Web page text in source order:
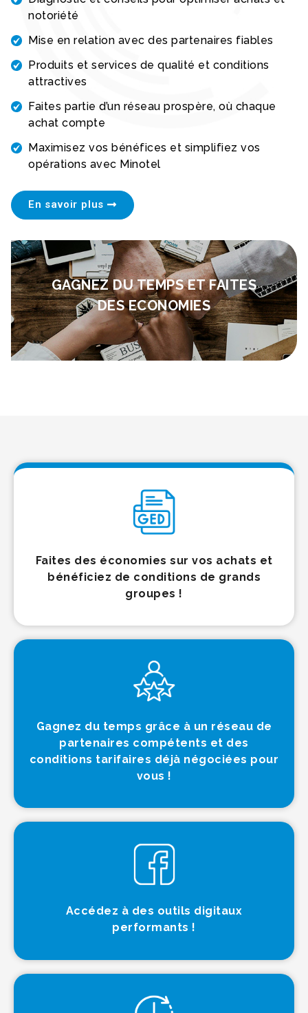
notoriété
Mise en relation avec des partenaires fiables
Produits et services de qualité et conditions
attractives
Faites partie d’un réseau prospère, où chaque
achat compte
Maximisez vos bénéfices et simplifiez vos
opérations avec Minotel
En savoir plus
GAGNEZ DU TEMPS ET FAITES
DES ECONOMIES
Faites des économies sur vos achats et
bénéficiez de conditions de grands
groupes !
Gagnez du temps grâce à un réseau de
partenaires compétents et des
conditions tarifaires déjà négociées pour
vous !
Accédez à des outils digitaux
performants !